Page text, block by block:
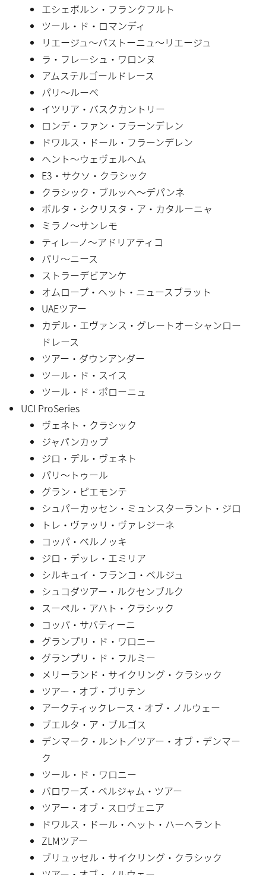
エシェボルン・フランクフルト
ツール・ド・ロマンディ
リエージュ〜バストーニュ〜リエージュ
ラ・フレーシュ・ワロンヌ
アムステルゴールドレース
パリ〜ルーベ
イツリア・バスクカントリー
ロンデ・ファン・フラーンデレン
ドワルス・ドール・フラーンデレン
ヘント〜ウェヴェルヘム
E3・サクソ・クラシック
クラシック・ブルッヘ〜デパンネ
ボルタ・シクリスタ・ア・カタルーニャ
ミラノ〜サンレモ
ティレーノ〜アドリアティコ
パリ〜ニース
ストラーデビアンケ
オムロープ・ヘット・ニュースブラット
UAEツアー
カデル・エヴァンス・グレートオーシャンロー
ドレース
ツアー・ダウンアンダー
ツール・ド・スイス
ツール・ド・ポローニュ
UCI ProSeries
ヴェネト・クラシック
ジャパンカップ
ジロ・デル・ヴェネト
パリ〜トゥール
グラン・ピエモンテ
シュパーカッセン・ミュンスターラント・ジロ
トレ・ヴァッリ・ヴァレジーネ
コッパ・ベルノッキ
ジロ・デッレ・エミリア
シルキュイ・フランコ・ベルジュ
シュコダツアー・ルクセンブルク
スーペル・アハト・クラシック
コッパ・サバティーニ
グランプリ・ド・ワロニー
グランプリ・ド・フルミー
メリーランド・サイクリング・クラシック
ツアー・オブ・ブリテン
アークティックレース・オブ・ノルウェー
ブエルタ・ア・ブルゴス
デンマーク・ルント／ツアー・オブ・デンマー
ク
ツール・ド・ワロニー
バロワーズ・ベルジャム・ツアー
ツアー・オブ・スロヴェニア
ドワルス・ドール・ヘット・ハーヘラント
ZLMツアー
ブリュッセル・サイクリング・クラシック